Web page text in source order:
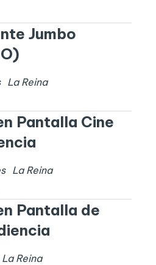
Jumbo
La Reina
Pantalla Cine
La Reina
Pantalla de
La Reina